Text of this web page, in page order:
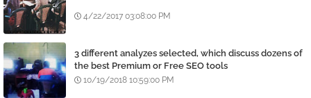
4/22/2017 03:08:00 PM
3 different analyzes selected, which discuss dozens of
the best Premium or Free SEO tools
10/19/2018 10:59:00 PM